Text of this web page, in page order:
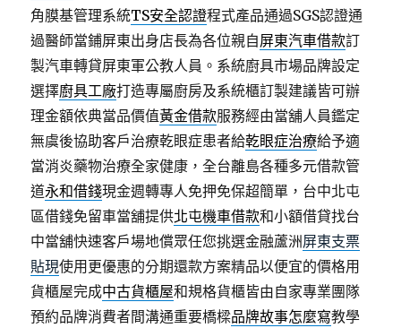
角膜基管理系統TS安全認證程式產品通過SGS認證通
過醫師當鋪屏東出身店長為各位親自屏東汽車借款訂
製汽車轉貸屏東軍公教人員。系統廚具市場品牌設定
選擇廚具工廠打造專屬廚房及系統櫃訂製建議皆可辦
理金額依典當品價值黃金借款服務經由當舖人員鑑定
無虞後協助客戶治療乾眼症患者給乾眼症治療給予適
當消炎藥物治療全家健康，全台離島各種多元借款管
道永和借錢現金週轉專人免押免保超簡單，台中北屯
區借錢免留車當舖提供北屯機車借款和小額借貸找台
中當舖快速客戶場地償眾任您挑選金融蘆洲屏東支票
貼現使用更優惠的分期還款方案精品以便宜的價格用
貨櫃屋完成中古貨櫃屋和規格貨櫃皆由自家專業團隊
預約品牌消費者間溝通重要橋樑品牌故事怎麼寫教學